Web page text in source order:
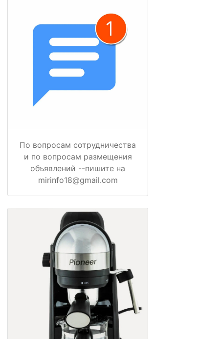
По вопросам сотрудничества
и по вопросам размещения
объявлений --пишите на
mirinfo18@gmail.com